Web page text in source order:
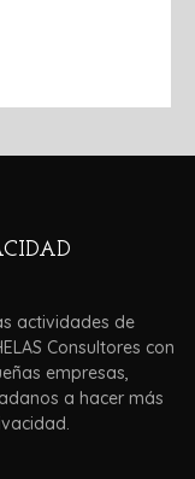
actividades de
Consultores con
empresas,
a hacer más